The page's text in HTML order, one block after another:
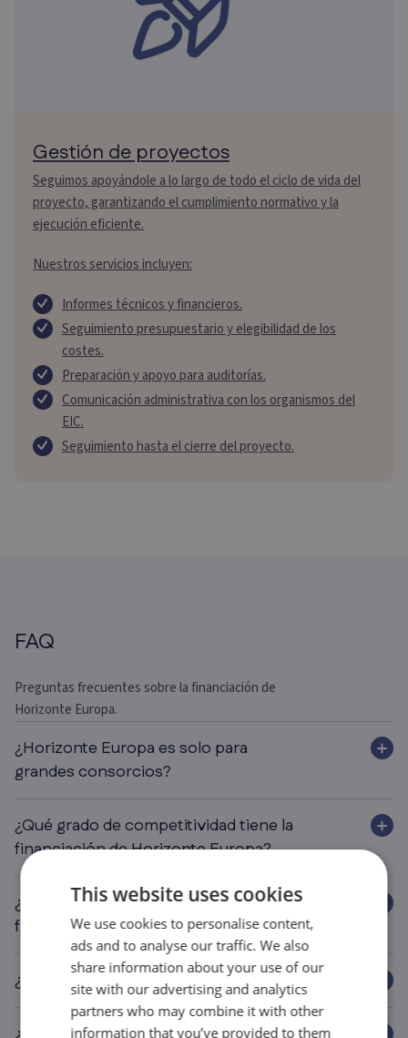
Gestión de proyectos
Seguimos apoyándole a lo largo de todo el ciclo de vida del
proyecto, garantizando el cumplimiento normativo y la
ejecución eficiente.
Nuestros servicios incluyen:
Informes técnicos y financieros.
Seguimiento presupuestario y elegibilidad de los
costes.
Preparación y apoyo para auditorías.
Comunicación administrativa con los organismos del
EIC.
Seguimiento hasta el cierre del proyecto.
FAQ
Preguntas frecuentes sobre la financiación de
Horizonte Europa.
¿Horizonte Europa es solo para
grandes consorcios?
¿Qué grado de competitividad tiene la
financiación de Horizonte Europa?
¿Pueden las startups solicitar
financiación de Horizonte Europa?
¿Cuál es la diferencia entre RIA e IA?
This website uses cookies
We use cookies to personalise content,
ads and to analyse our traffic. We also
share information about your use of our
site with our advertising and analytics
partners who may combine it with other
information that you’ve provided to them